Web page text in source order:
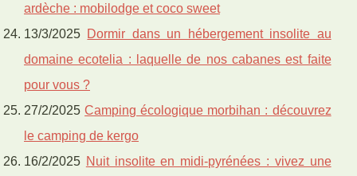
ardèche : mobilodge et coco sweet
13/3/2025 Dormir dans un hébergement insolite au
domaine ecotelia : laquelle de nos cabanes est faite
pour vous ?
27/2/2025Camping écologique morbihan : découvrez
le camping de kergo
16/2/2025 Nuit insolite en midi-pyrénées : vivez une